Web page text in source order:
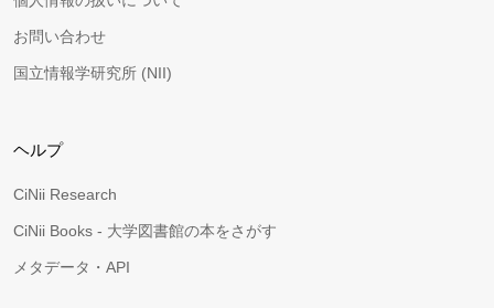
お問い合わせ
国立情報学研究所 (NII)
ヘルプ
CiNii Research
CiNii Books - 大学図書館の本をさがす
メタデータ・API